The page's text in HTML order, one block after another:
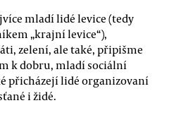
mladí lidé levice (tedy
„krajní levice“),
zelení, ale také, připišme
k dobru, mladí sociální
přicházejí lidé organizovaní
i židé.